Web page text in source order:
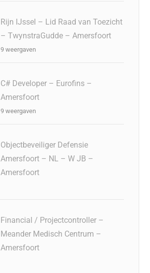
Rijn IJssel – Lid Raad van Toezicht
– TwynstraGudde – Amersfoort
9 weergaven
C# Developer – Eurofins –
Amersfoort
9 weergaven
Objectbeveiliger Defensie
Amersfoort – NL – W JB –
Amersfoort
Financial / Projectcontroller –
Meander Medisch Centrum –
Amersfoort